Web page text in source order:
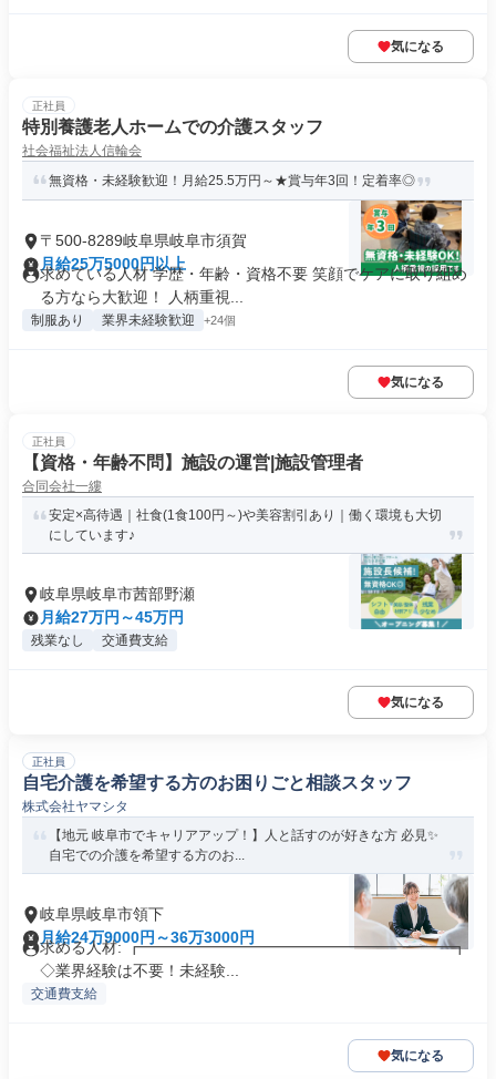
気になる
正社員
特別養護老人ホームでの介護スタッフ
社会福祉法人信輪会
無資格・未経験歓迎！月給25.5万円～★賞与年3回！定着率◎
〒500-8289岐阜県岐阜市須賀
月給25万5000円以上
求めている人材 学歴・年齢・資格不要 笑顔でケアに取り組め
る方なら大歓迎！ 人柄重視...
制服あり 業界未経験歓迎 +24個
気になる
正社員
【資格・年齢不問】施設の運営|施設管理者
合同会社一縷
安定×高待遇｜社食(1食100円～)や美容割引あり｜働く環境も大切
にしています♪
岐阜県岐阜市茜部野瀬
月給27万円～45万円
残業なし 交通費支給
気になる
正社員
自宅介護を希望する方のお困りごと相談スタッフ
株式会社ヤマシタ
【地元 岐阜市でキャリアアップ！】人と話すのが好きな方 必見✨
自宅での介護を希望する方のお...
岐阜県岐阜市領下
月給24万9000円～36万3000円
求める人材: ┏━━━━━━━━━━━━━━━━━━━━┓
◇業界経験は不要！未経験...
交通費支給
気になる